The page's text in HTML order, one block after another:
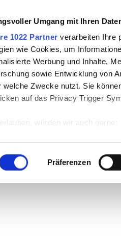
Umgang mit Ihren
1022 Partner verarbeiten Ihre
wie Cookies, um
Werbung und Inhalte,
sowie Entwicklung von
welche Zwecke nutzt. Sie
auf das Privacy Trigger
würden wir auch gerne:
durch aktives Scannen nach
darüber, wie Ihre
Abschnitt Einzelheitenfest.
Präferenzen
-Politik-
man auf teachSam-
1992)